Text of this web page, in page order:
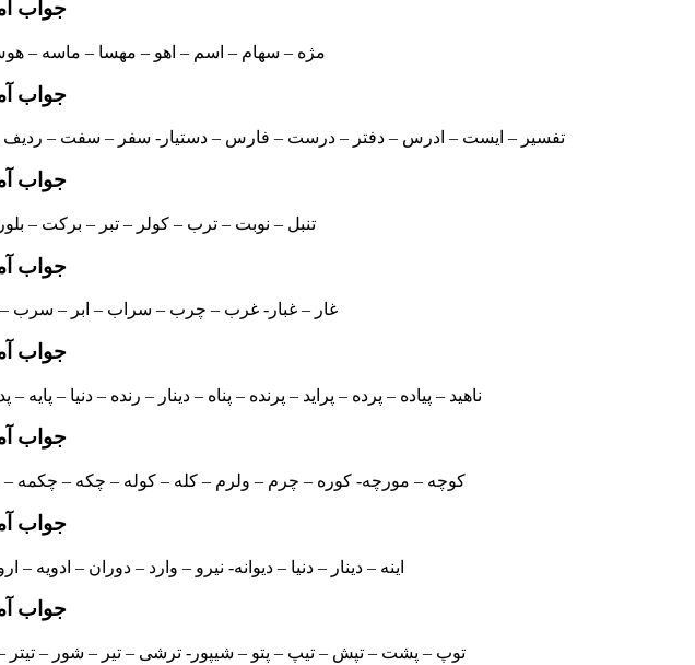
جواب
مژه – سهام – اسم – اهو – مهسا – ماسه –
جواب
تفسیر – ایست – ادرس – دفتر – درست – فارس – دستیار- سفر – سفت – ردیف
جواب
تنبل – نوبت – ترب – کولر – تبر – برکت –
جواب
غار – غبار- غرب – چرب – سراب – ابر – سرب
جواب
ناهید – پیاده – پرده – پراید – پرنده – پناه – دینار – رنده – دنیا – پایه
جواب
کوچه – مورچه- کوره – چرم – ولرم – کله – کوله – چکه – چکمه
جواب
اینه – دینار – دنیا – دیوانه- نیرو – وارد – دوران – ادویه –
جواب
توپ – پشت – تپش – تیپ – پتو – شیپور- ترشی – تیر – شور –